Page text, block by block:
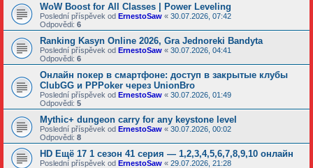
WoW Boost for All Classes | Power Leveling
Poslední příspěvek od ErnestoSaw « 30.07.2026, 07:42
Odpovědi: 6
Ranking Kasyn Online 2026, Gra Jednoreki Bandyta
Poslední příspěvek od ErnestoSaw « 30.07.2026, 04:41
Odpovědi: 6
Онлайн покер в смартфоне: доступ в закрытые клубы
ClubGG и PPPoker через UnionBro
Poslední příspěvek od ErnestoSaw « 30.07.2026, 01:49
Odpovědi: 5
Mythic+ dungeon carry for any keystone level
Poslední příspěvek od ErnestoSaw « 30.07.2026, 00:02
Odpovědi: 8
HD Ещё 17 1 сезон 41 серия — 1,2,3,4,5,6,7,8,9,10 онлайн
Poslední příspěvek od ErnestoSaw « 29.07.2026, 21:28